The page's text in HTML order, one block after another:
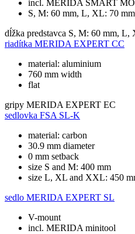
incl. MERIDA SMART
S, M: 60 mm, L, XL: 70
dĺžka predstavca S, M: 60 mm, L,
riadítka MERIDA EXPERT CC
material: aluminium
760 mm width
flat
gripy MERIDA EXPERT EC
sedlovka FSA SL-K
material: carbon
30.9 mm diameter
0 mm setback
size S and M: 400 mm
size L, XL and XXL: 450
sedlo MERIDA EXPERT SL
V-mount
incl. MERIDA minitool